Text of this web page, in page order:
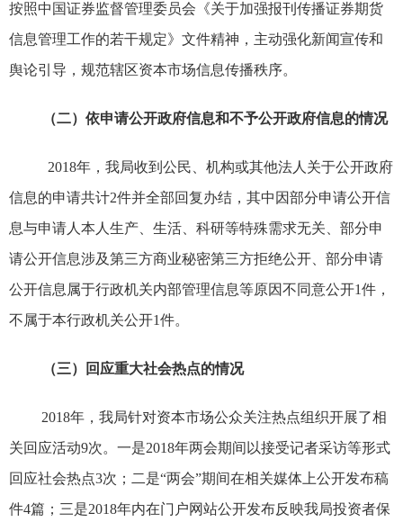
按照中国证券监督管理委员会《关于加强报刊传播证券期货
信息管理工作的若干规定》文件精神， 主动强化新闻宣传和
舆论引导，规范辖区资本市场信息传播秩序。
（二）依申请公开政府信息和不予公开政府信息的情况
2018年，我局收到公民、机构或其他法人关于公开政府
信息的申请共计2件并全部回复办结， 其中因部分申请公开信
息与申请人本人生产、生活、科研等特殊需求无关、部分申
请公开信息涉及第三方商业秘密第三方拒绝公开、部分申请
公开信息属于行政机关内部管理信息等原因不同意公开1件，
不属于本行政机关公开1件。
（三） 回应重大社会热点的情况
2018年，我局针对资本市场公众关注热点组织开展了相
关回应活动9次。一是2018年两会期间以接受记者采访等形式
回应社会热点3次；二是“两会”期间在相关媒体上公开发布稿
件4篇 ；三是2018年内在门户网站公开发布反映我局投资者保